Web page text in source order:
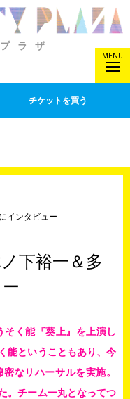
ラザ
MENU
チケットを買う
インタビュー
下裕一＆多
そく能『葵上』を上演し
能ということもあり、今
なリハーサルを実施。
。チーム一丸となってつ